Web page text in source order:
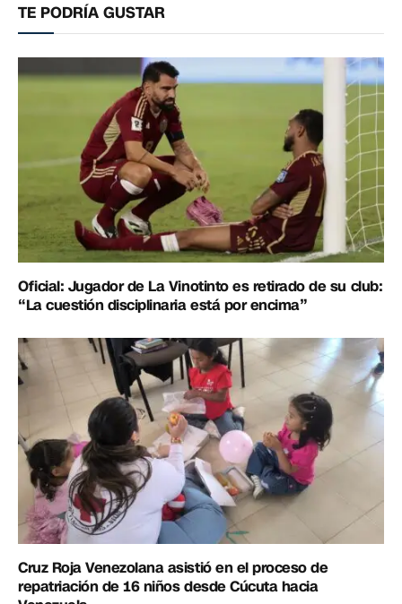
TE PODRÍA GUSTAR
Oficial: Jugador de La Vinotinto es retirado de su club:
“La cuestión disciplinaria está por encima”
Cruz Roja Venezolana asistió en el proceso de
repatriación de 16 niños desde Cúcuta hacia